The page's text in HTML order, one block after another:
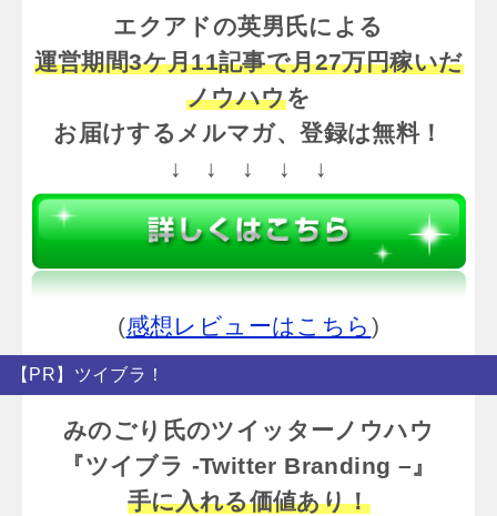
エクアドの英男氏による
運営期間3ケ月11記事で月27万円稼いだ
ノウハウを
お届けするメルマガ、登録は無料！
↓ ↓ ↓ ↓ ↓
(感想レビューはこちら )
【PR】ツイブラ！
みのごり氏のツイッターノウハウ
『ツイブラ -Twitter Branding –』
手に入れる価値あり！